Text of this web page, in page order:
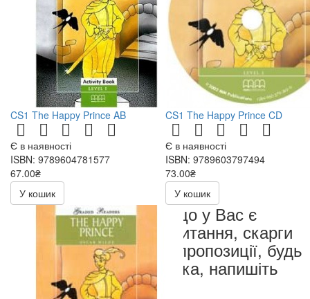
CS1 The Happy Prince AB
Є в наявності
ISBN: 9789604781577
67.00₴
134.00₴
У кошик
CS1 The Happy Prince CD
Є в наявності
ISBN: 9789603797494
73.00₴
146.00₴
У кошик
Якщо у Вас є
запитання, скарги
чи пропозиції, будь
ласка, напишіть
нам